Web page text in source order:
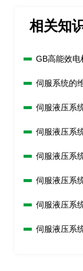
相关知
GB高能效电
伺服系统的
伺服液压系
伺服液压系
伺服液压系
伺服液压系
伺服液压系
伺服液压系